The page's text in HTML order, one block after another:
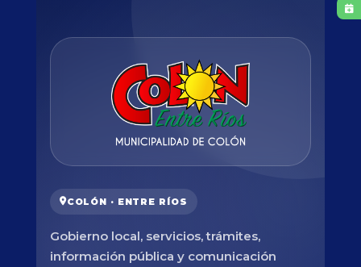
COLÓN · ENTRE RÍOS
Gobierno local, servicios, trámites,
información pública y comunicación